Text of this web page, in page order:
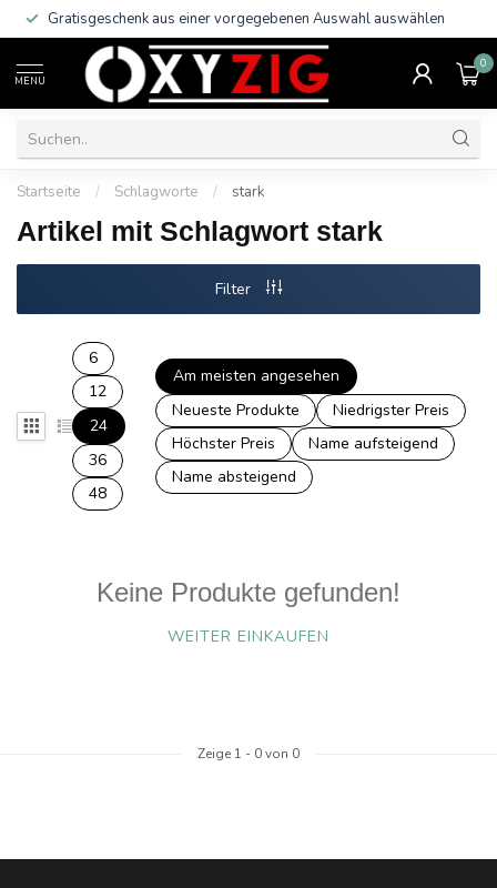
Gratisgeschenk aus einer vorgegebenen Auswahl auswählen
MENU
0
Startseite / Schlagworte / stark
Artikel mit Schlagwort stark
Filter
6
12
24
36
48
Am meisten angesehen
Neueste Produkte
Niedrigster Preis
Höchster Preis
Name aufsteigend
Name absteigend
Keine Produkte gefunden!
WEITER EINKAUFEN
Zeige 1 - 0von 0